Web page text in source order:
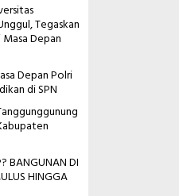
Tegaskan
Depan
Depan Polri
di SPN
BANGUNAN DI
HINGGA